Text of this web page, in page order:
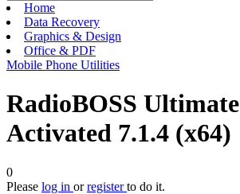
Home
Data Recovery
Graphics & Design
Office & PDF
Mobile Phone Utilities
RadioBOSS
Activated 7.1.4 (x64)
0
Please log in orregisterto do it.